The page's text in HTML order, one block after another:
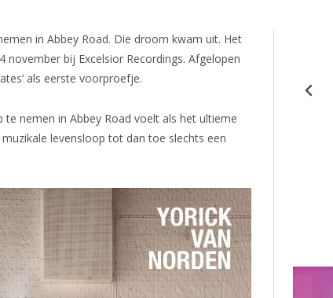
in Abbey Road. Die droom kwam uit. Het
november bij Excelsior Recordings. Afgelopen
als eerste voorproefje.
nemen in Abbey Road voelt als het ultieme
levensloop tot dan toe slechts een